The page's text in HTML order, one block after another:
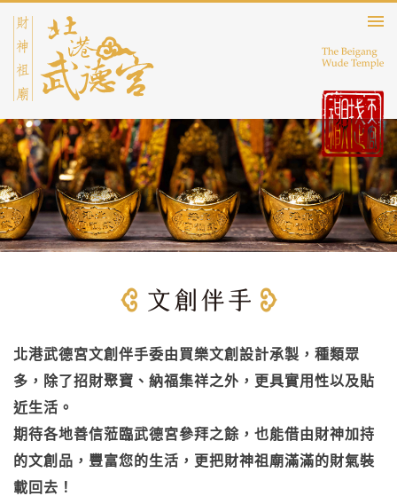
北港武德宮文創伴手委由買樂文創設計承製，種類眾
多，除了招財聚寶、納福集祥之外，更具實用性以及貼
近生活。
期待各地善信蒞臨武德宮參拜之餘，也能借由財神加持
的文創品，豐富您的生活，更把財神祖廟滿滿的財氣裝
載回去！